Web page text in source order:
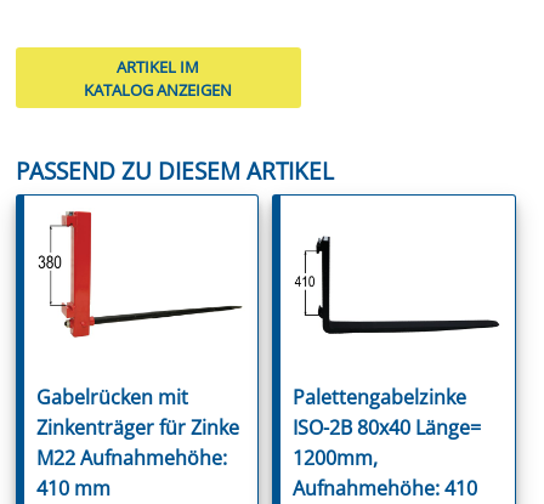
ARTIKEL IM
KATALOG ANZEIGEN
PASSEND ZU DIESEM ARTIKEL
Gabelrücken mit
Zinkenträger für Zinke
M22 Aufnahmehöhe:
410 mm
Palettengabelzinke
ISO-2B 80x40 Länge=
1200mm,
Aufnahmehöhe: 410